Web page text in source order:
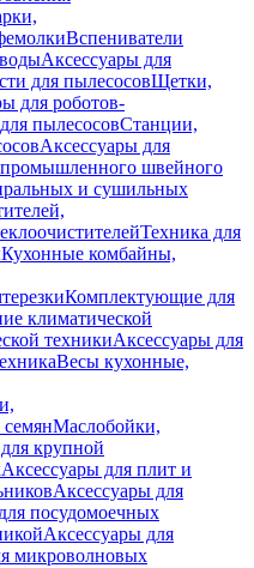
Вспениватели
Аксессуары для
для пылесосовЩетки,
для роботов-
пылесосовСтанции,
Аксессуары для
промышленного швейного
и сушильных
Техника для
Кухонные комбайны,
Комплектующие для
климатической
техникиАксессуары для
Весы кухонные,
Маслобойки,
крупной
Аксессуары для плит и
Аксессуары для
посудомоечных
Аксессуары для
микроволновых